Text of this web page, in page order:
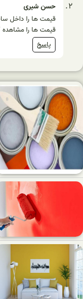
حسن شیری
قیمت ها را داخل
قیمت ها را مشاهده
پاسخ